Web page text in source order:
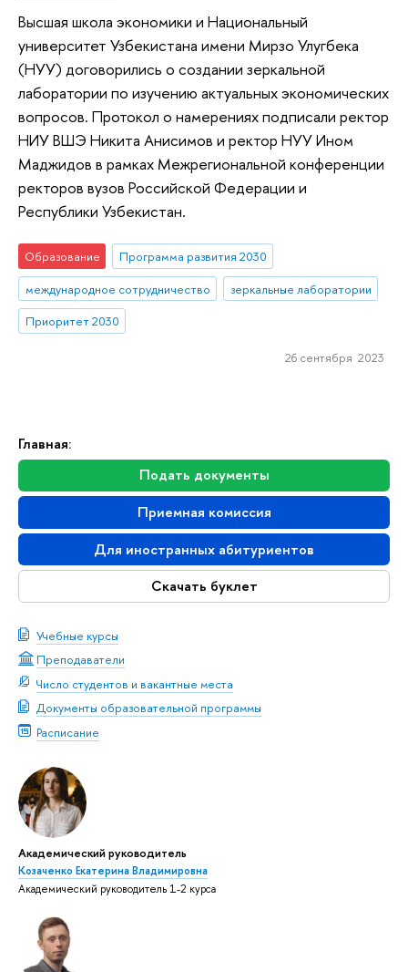
Главная:
Подать документы
Приемная комиссия
Для иностранных абитуриентов
Скачать буклет
Учебные курсы
Преподаватели
Число студентов и вакантные места
Документы образовательной программы
Расписание
Академический руководитель
Козаченко Екатерина Владимировна
Академический руководитель 1-2 курса
Высшая школа экономики и Национальный
университет Узбекистана имени Мирзо Улугбека
(НУУ) договорились о создании зеркальной
лаборатории по изучению актуальных экономических
вопросов. Протокол о намерениях подписали ректор
НИУ ВШЭ Никита Анисимов и ректор НУУ Ином
Маджидов в рамках Межрегиональной конференции
ректоров вузов Российской Федерации и
Республики Узбекистан.
Образование
Программа развития 2030
международное сотрудничество
зеркальные лаборатории
Приоритет 2030
26 сентября 2023